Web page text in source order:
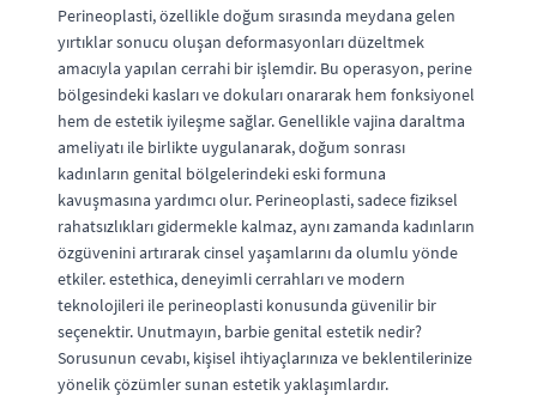
Perineoplasti, özellikle doğum sırasında meydana gelen
yırtıklar sonucu oluşan deformasyonları düzeltmek
amacıyla yapılan cerrahi bir işlemdir. Bu operasyon, perine
bölgesindeki kasları ve dokuları onararak hem fonksiyonel
hem de estetik iyileşme sağlar. Genellikle vajina daraltma
ameliyatı ile birlikte uygulanarak, doğum sonrası
kadınların genital bölgelerindeki eski formuna
kavuşmasına yardımcı olur. Perineoplasti, sadece fiziksel
rahatsızlıkları gidermekle kalmaz, aynı zamanda kadınların
özgüvenini artırarak cinsel yaşamlarını da olumlu yönde
etkiler. estethica, deneyimli cerrahları ve modern
teknolojileri ile perineoplasti konusunda güvenilir bir
seçenektir. Unutmayın, barbie genital estetik nedir?
Sorusunun cevabı, kişisel ihtiyaçlarınıza ve beklentilerinize
yönelik çözümler sunan estetik yaklaşımlardır.